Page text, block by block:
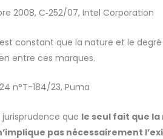
2008, C‑252/07, Intel Corporation
constant que la nature et le
entre ces marques.
n°T-184/23, Puma
jurisprudence que le seul fait que
pas nécessairement